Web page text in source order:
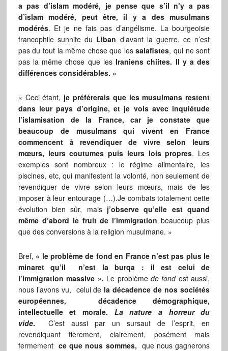
a pas d’islam modéré, je pense que s’il n’y a pas
d’islam modéré, peut être, il y a des musulmans
modérés. Et je ne fais pas d’angélisme. La bourgeoisie
francophile sunnite du Liban d’avant la guerre, ce n’est
pas du tout la même chose que lessalafistes, qui ne sont
pas la même chose que lesIraniens chiites. Il y a des
différences considérables. «
« Ceci étant, je préférerais que les musulmans restent
dans leur pays d’origine, et je vois avec inquiétude
l’islamisation de la France, car je constate que
beaucoup de musulmans qui vivent en France
commencent à revendiquer de vivre selon leurs
mœurs, leurs coutumes puis leurs lois propres. Les
exemples sont nombreux : le régime alimentaire, les
piscines, etc, qui manifestent la volonté, non seulement de
revendiquer de vivre selon leurs mœurs, mais de les
imposer à leur entourage (…).Je combats totalement cette
évolution bien sûr, maisj’observe qu’elle est quand
même d’abord le fruit de l’immigrationbeaucoup plus
que des conversions à la religion musulmane. »
Bref, « le problème de fond en France n’est pas plus le
minaret qu’il n’est la burqa : il est celui de
l’immigration massive ». Le problème de fondest aussi,
nous l’avons vu, celui de la décadence de nos sociétés
européennes, décadence démographique,
intellectuelle et morale. La nature a horreur du
vide.
C’est aussi par un sursaut de l’esprit, en
revendiquant fièrement, clairement, posément mais
fermementce que nous sommes, que nous gagnerons